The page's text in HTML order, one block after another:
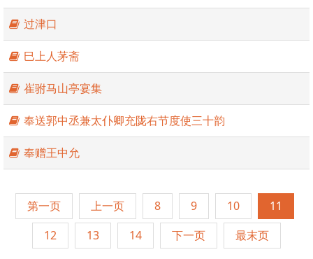
过津口
巳上人茅斋
崔驸马山亭宴集
奉送郭中丞兼太仆卿充陇右节度使三十韵
奉赠王中允
第一页 上一页 8 9 10
11
12
13 14 下一页 最末页